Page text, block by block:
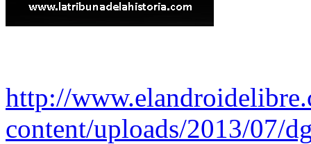
http://
content/uploads/2013/07/